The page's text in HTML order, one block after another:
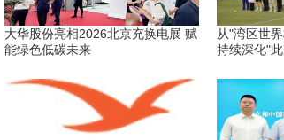
大华股份亮相2026北京充换电展 赋
能绿色低碳未来
从"湾区世
持续深化"